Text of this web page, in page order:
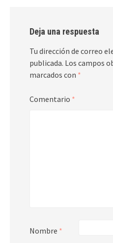
Deja una respuesta
Tu dirección de correo
publicada. Los campos
marcados con *
Comentario *
Nombre *